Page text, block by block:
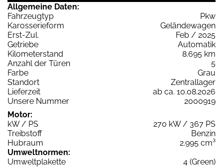
Allgemeine Daten:
Fahrzeugtyp
Pkw
Karosserieform
Geländewagen
Erst-Zul.
Feb / 2025
Getriebe
Automatik
Kilometerstand
8.695 km
Anzahl der Türen
5
Farbe
Grau
Standort
Zentrallager
Lieferzeit
ab ca. 10.08.2026
Unsere Nummer
2000919
Motor:
kW / PS
270 kW / 367 PS
Treibstoff
Benzin
Hubraum
2.995 cm³
Umweltnormen:
Umweltplakette
4 (Green)